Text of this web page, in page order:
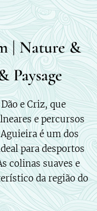
| Nature &
Paysage
e Criz, que
e percursos
é um dos
para desportos
colinas suaves e
da região do